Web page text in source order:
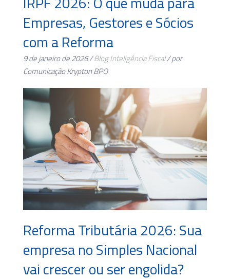
Empresas, Gestores e Sócios
com a Reforma
9 de janeiro de 2026 /BlogInteligência Fiscal/ por
Comunicação Krypton BPO
Reforma Tributária 2026: Sua
empresa no Simples Nacional
vai crescer ou ser engolida?